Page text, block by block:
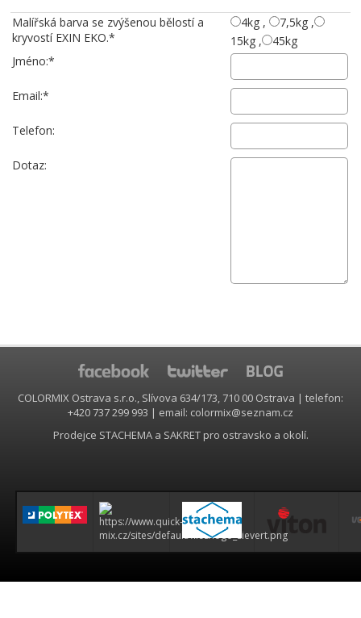
Malířská barva se zvýšenou bělostí a
kryvostí EXIN EKO.*
4kg ,
7,5kg ,
15kg ,
45kg
Jméno:*
Email:*
Telefon:
Dotaz:
COLORMIX Ostrava s.r.o., Slívova 634/173, 710 00 Ostrava | telefon:
+420 737 299 993 | email: colormix@seznam.cz
Prodejce STACHEMA a SAKRET pro ostravsko a okolí.